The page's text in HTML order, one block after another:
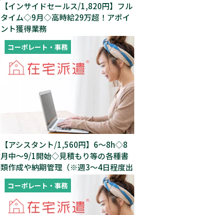
【インサイドセールス/1,820円】フル
タイム◇9月◇高時給29万超！アポイ
ント獲得業務
コーポレート・事務
【アシスタント/1,560円】6～8h◇8
月中～9/1開始◇見積もり等の各種書
類作成や納期管理（※週3～4日程度出
社あり）
コーポレート・事務